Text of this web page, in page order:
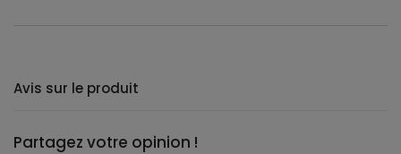
Avis sur le produit
Partagez votre opinion !